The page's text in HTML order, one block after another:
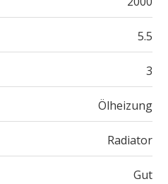
5.5
3
Ölheizung
Radiator
Gut